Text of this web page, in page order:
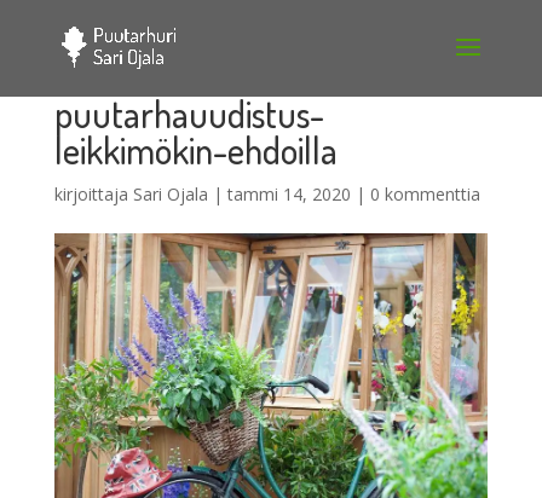
puutarhauudistus-
leikkimökin-ehdoilla
kirjoittaja Sari Ojala |tammi 14, 2020 | 0 kommenttia